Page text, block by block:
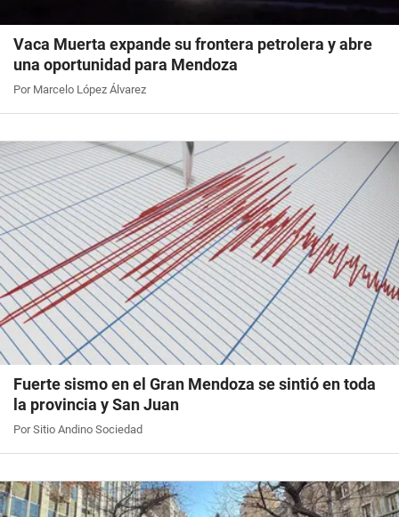
Vaca Muerta expande su frontera petrolera y abre
una oportunidad para Mendoza
Por Marcelo López Álvarez
Fuerte sismo en el Gran Mendoza se sintió en toda
la provincia y San Juan
Por Sitio Andino Sociedad